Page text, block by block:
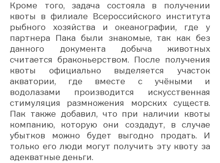
Кроме того, задача состояла в получении
квоты в филиале Всероссийского института
рыбного хозяйства и океанографии, где у
партнера Пака были знакомые, так как без
данного документа добыча животных
считается браконьерством. После получения
квоты официально выделяется участок
акватории, где вместе с учёными и
водолазами производится искусственная
стимуляция размножения морских существ.
Пак также добавил, что при наличии квоты
компанию, которую они создадут, в случае
убытков можно будет выгодно продать. И
только его люди могут получить эту квоту за
адекватные деньги.